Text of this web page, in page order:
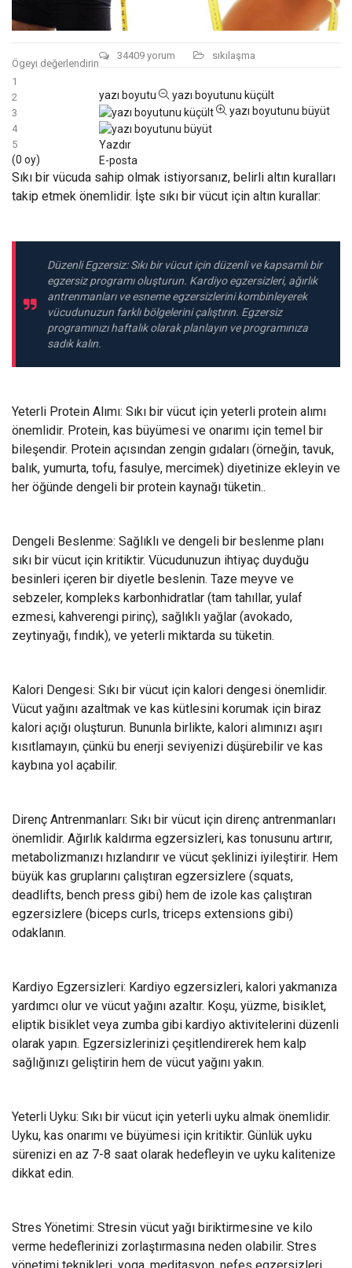
34409 yorum sıkılaşma
Ögeyi değerlendirin
1
2
3
4
5
(0 oy)
yazı boyutu
yazı boyutunu küçült
yazı boyutunu büyüt
Yazdır
E-posta
Sıkı bir vücuda sahip olmak istiyorsanız, belirli altın kuralları
takip etmek önemlidir. İşte sıkı bir vücut için altın kurallar:
Düzenli Egzersiz: Sıkı bir vücut için düzenli ve kapsamlı bir
egzersiz programı oluşturun. Kardiyo egzersizleri, ağırlık
antrenmanları ve esneme egzersizlerini kombinleyerek
vücudunuzun farklı bölgelerini çalıştırın. Egzersiz
programınızı haftalık olarak planlayın ve programınıza
sadık kalın.
Yeterli Protein Alımı: Sıkı bir vücut için yeterli protein alımı
önemlidir. Protein, kas büyümesi ve onarımı için temel bir
bileşendir. Protein açısından zengin gıdaları (örneğin, tavuk,
balık, yumurta, tofu, fasulye, mercimek) diyetinize ekleyin ve
her öğünde dengeli bir protein kaynağı tüketin..
Dengeli Beslenme: Sağlıklı ve dengeli bir beslenme planı
sıkı bir vücut için kritiktir. Vücudunuzun ihtiyaç duyduğu
besinleri içeren bir diyetle beslenin. Taze meyve ve
sebzeler, kompleks karbonhidratlar (tam tahıllar, yulaf
ezmesi, kahverengi pirinç), sağlıklı yağlar (avokado,
zeytinyağı, fındık), ve yeterli miktarda su tüketin.
Kalori Dengesi: Sıkı bir vücut için kalori dengesi önemlidir.
Vücut yağını azaltmak ve kas kütlesini korumak için biraz
kalori açığı oluşturun. Bununla birlikte, kalori alımınızı aşırı
kısıtlamayın, çünkü bu enerji seviyenizi düşürebilir ve kas
kaybına yol açabilir.
Direnç Antrenmanları: Sıkı bir vücut için direnç antrenmanları
önemlidir. Ağırlık kaldırma egzersizleri, kas tonusunu artırır,
metabolizmanızı hızlandırır ve vücut şeklinizi iyileştirir. Hem
büyük kas gruplarını çalıştıran egzersizlere (squats,
deadlifts, bench press gibi) hem de izole kas çalıştıran
egzersizlere (biceps curls, triceps extensions gibi)
odaklanın.
Kardiyo Egzersizleri: Kardiyo egzersizleri, kalori yakmanıza
yardımcı olur ve vücut yağını azaltır. Koşu, yüzme, bisiklet,
eliptik bisiklet veya zumba gibi kardiyo aktivitelerini düzenli
olarak yapın. Egzersizlerinizi çeşitlendirerek hem kalp
sağlığınızı geliştirin hem de vücut yağını yakın.
Yeterli Uyku: Sıkı bir vücut için yeterli uyku almak önemlidir.
Uyku, kas onarımı ve büyümesi için kritiktir. Günlük uyku
sürenizi en az 7-8 saat olarak hedefleyin ve uyku kalitenize
dikkat edin.
Stres Yönetimi: Stresin vücut yağı biriktirmesine ve kilo
verme hedeflerinizi zorlaştırmasına neden olabilir. Stres